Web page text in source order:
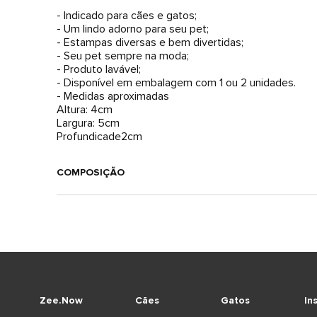
- Indicado para cães e gatos;
- Um lindo adorno para seu pet;
- Estampas diversas e bem divertidas;
- Seu pet sempre na moda;
- Produto lavável;
- Disponível em embalagem com 1 ou 2 unidades.
- Medidas aproximadas
Altura: 4cm
Largura: 5cm
Profundicade2cm
COMPOSIÇÃO
Cães
Gatos
Zee.Now